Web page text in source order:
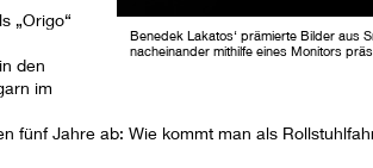
Benedek Lakatos‘ prämierte Bilder aus
nacheinander mithilfe eines Monitors
„Origo“
den
im
fünf Jahre ab: Wie kommt man als